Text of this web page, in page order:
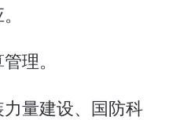
理。
量建设、国防科